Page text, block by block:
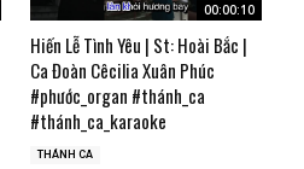
00:00:10
Hiến Lễ Tình Yêu | St: Hoài Bắc |
Ca Đoàn Cêcilia Xuân Phúc
#phước_organ #thánh_ca
#thánh_ca_karaoke
THÁNH CA